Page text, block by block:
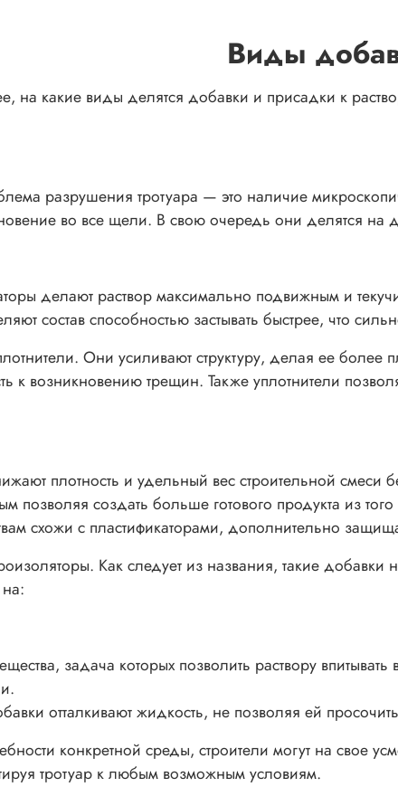
Виды
на какие виды делятся добавки и присадки к
разрушения тротуара — это наличие
во все щели. В свою очередь они делятся на
делают раствор максимально подвижным и
состав способностью застывать быстрее, что
Они усиливают структуру, делая ее более
к возникновению трещин. Также уплотнители
плотность и удельный вес строительной смеси
позволяя создать больше готового продукта из
схожи с пластификаторами, дополнительно
Как следует из названия, такие
задача которых позволить раствору
отталкивают жидкость, не позволяя ей
конкретной среды, строители могут на
тротуар к любым возможным условиям.